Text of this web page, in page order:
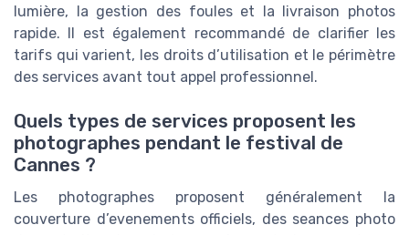
lumière, la gestion des foules et la livraison photos
rapide. Il est également recommandé de clarifier les
tarifs qui varient, les droits d’utilisation et le périmètre
des services avant tout appel professionnel.
Quels types de services proposent les
photographes pendant le festival de
Cannes ?
Les photographes proposent généralement la
couverture d’evenements officiels, des seances photo